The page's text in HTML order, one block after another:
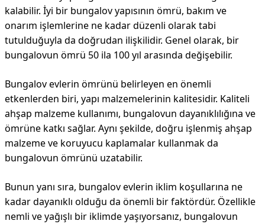
kalabilir. İyi bir bungalov yapısının ömrü, bakım ve
onarım işlemlerine ne kadar düzenli olarak tabi
tutulduğuyla da doğrudan ilişkilidir. Genel olarak, bir
bungalovun ömrü 50 ila 100 yıl arasında değişebilir.
Bungalov evlerin ömrünü belirleyen en önemli
etkenlerden biri, yapı malzemelerinin kalitesidir. Kaliteli
ahşap malzeme kullanımı, bungalovun dayanıklılığına ve
ömrüne katkı sağlar. Aynı şekilde, doğru işlenmiş ahşap
malzeme ve koruyucu kaplamalar kullanmak da
bungalovun ömrünü uzatabilir.
Bunun yanı sıra, bungalov evlerin iklim koşullarına ne
kadar dayanıklı olduğu da önemli bir faktördür. Özellikle
nemli ve yağışlı bir iklimde yaşıyorsanız, bungalovun